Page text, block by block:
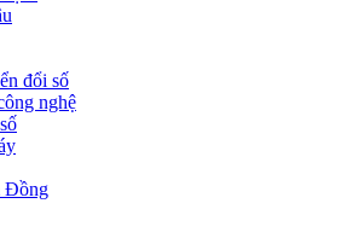
đổi số
nghệ
Đồng